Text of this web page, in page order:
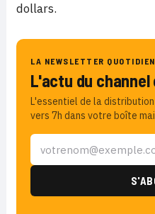
dollars.
LA NEWSLETTER
L'actu du
L'essentiel de la
vers 7h dans votre boîte